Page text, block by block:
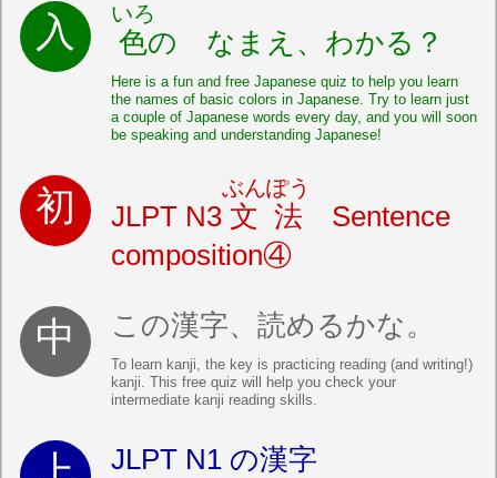
色
いろ
の なまえ、わかる？
Here is a fun and free Japanese quiz to help you learn
the names of basic colors in Japanese. Try to learn just
a couple of Japanese words every day, and you will soon
be speaking and understanding Japanese!
JLPT N3 文法
ぶんぽう
Sentence
composition④
この漢字、読めるかな。
To learn kanji, the key is practicing reading (and writing!)
kanji. This free quiz will help you check your
intermediate kanji reading skills.
JLPT N1 の漢字